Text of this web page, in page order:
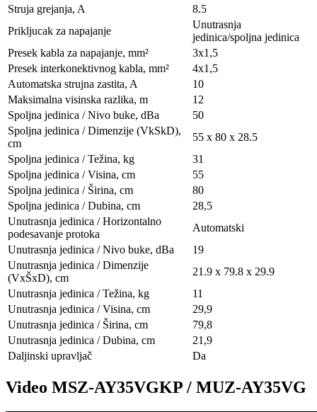
Struja grejanja, A
8.5
Prikljucak za napajanje
Unutrasnja
jedinica/spoljna jedinica
Presek kabla za napajanje, mm²
3х1,5
Presek interkonektivnog kabla, mm²
4х1,5
Automatska strujna zastita, A
10
Maksimalna visinska razlika, m
12
Spoljna jedinica / Nivo buke, dBa
50
Spoljna jedinica / Dimenzije (VkSkD),
сm
55 x 80 x 28.5
Spoljna jedinica / Težina, kg
31
Spoljna jedinica / Visina, сm
55
Spoljna jedinica / Širina, сm
80
Spoljna jedinica / Dubina, сm
28,5
Unutrasnja jedinica / Horizontalno
podesavanje protoka
Automatski
Unutrasnja jedinica / Nivo buke, dBa
19
Unutrasnja jedinica / Dimenzije
(VxŠxD), сm
21.9 x 79.8 x 29.9
Unutrasnja jedinica / Težina, kg
11
Unutrasnja jedinica / Visina, сm
29,9
Unutrasnja jedinica / Širina, сm
79,8
Unutrasnja jedinica / Dubina, сm
21,9
Daljinski upravljač
Da
Video MSZ-AY35VGKP / MUZ-AY35VG